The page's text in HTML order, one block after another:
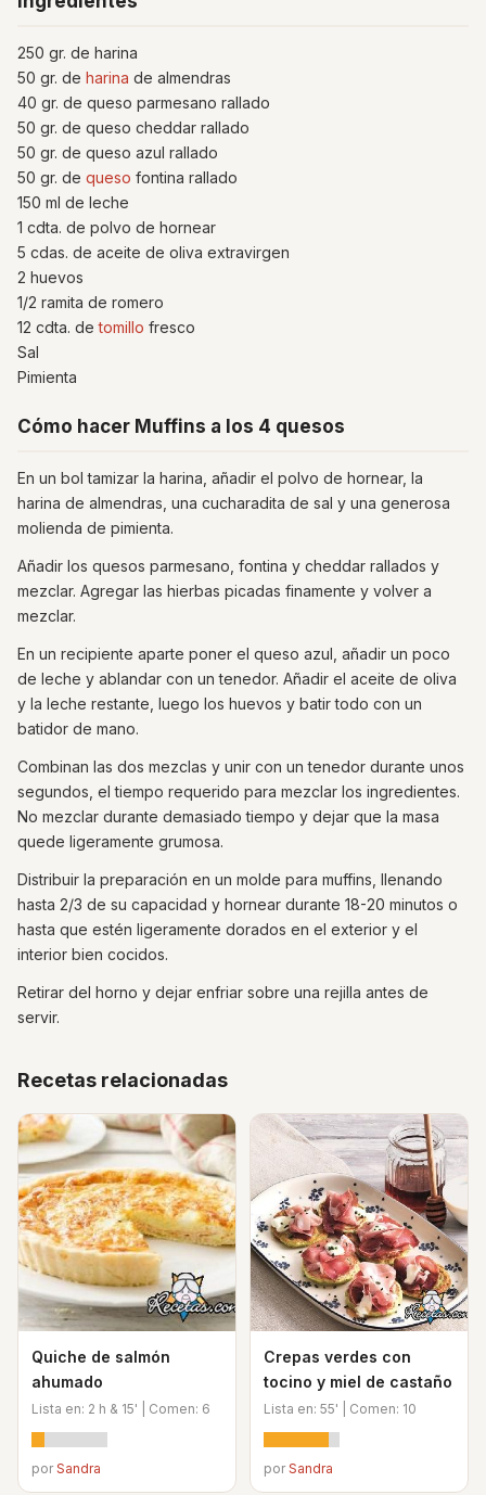
250 gr. de harina
50 gr. de harina de almendras
40 gr. de queso parmesano rallado
50 gr. de queso cheddar rallado
50 gr. de queso azul rallado
50 gr. de queso fontina rallado
150 ml de leche
1 cdta. de polvo de hornear
5 cdas. de aceite de oliva extravirgen
2 huevos
1/2 ramita de romero
12 cdta. detomillo fresco
Sal
Pimienta
Cómo hacer Muffins a los 4 quesos
En un bol tamizar la harina, añadir el polvo de hornear, la
harina de almendras, una cucharadita de sal y una generosa
molienda de pimienta.
Añadir los quesos parmesano, fontina y cheddar rallados y
mezclar. Agregar las hierbas picadas finamente y volver a
mezclar.
En un recipiente aparte poner el queso azul, añadir un poco
de leche y ablandar con un tenedor. Añadir el aceite de oliva
y la leche restante, luego los huevos y batir todo con un
batidor de mano.
Combinan las dos mezclas y unir con un tenedor durante unos
segundos, el tiempo requerido para mezclar los ingredientes.
No mezclar durante demasiado tiempo y dejar que la masa
quede ligeramente grumosa.
Distribuir la preparación en un molde para muffins, llenando
hasta 2/3 de su capacidad y hornear durante 18-20 minutos o
hasta que estén ligeramente dorados en el exterior y el
interior bien cocidos.
Retirar del horno y dejar enfriar sobre una rejilla antes de
servir.
Recetas relacionadas
Quiche de salmón
ahumado
Lista en: 2 h & 15' | Comen: 6
porSandra
Crepas verdes con
tocino y miel de castaño
Lista en: 55' | Comen: 10
porSandra